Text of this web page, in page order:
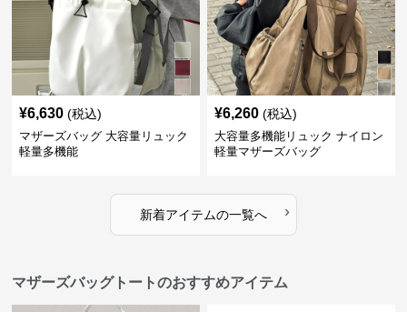
¥6,630 (税込)
マザーズバッグ 大容量リュック
軽量多機能
¥6,260 (税込)
大容量多機能リュック ナイロン
軽量マザーズバッグ
新着アイテムの一覧へ ›
マザーズバッグトートのおすすめアイテム